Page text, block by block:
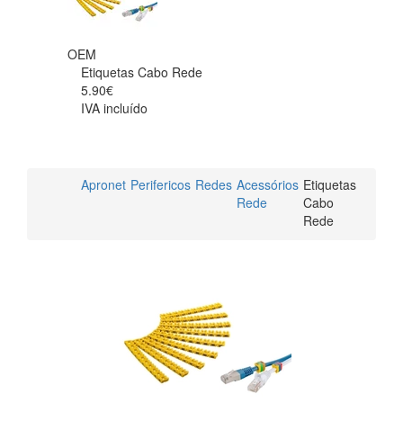
OEM
Etiquetas Cabo Rede
5.90€
IVA incluído
Apronet Perifericos Redes Acessórios
Rede
Etiquetas
Cabo
Rede